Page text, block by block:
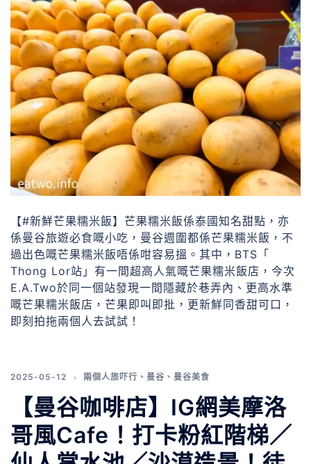
【#新鮮芒果糯米飯】芒果糯米飯係泰國知名甜點，亦
係曼谷旅遊必食嘅小吃，曼谷週圍都係芒果糯米飯，不
過出色嘅芒果糯米飯唔係咁容易搵。其中，BTS「
Thong Lor站」有一間超高人氣嘅芒果糯米飯店，今次
E.A.Two於同一個站發現一間隱藏於巷弄內、更高水準
嘅芒果糯米飯店，芒果即叫即批，更新鮮同香甜可口，
即刻拍拖兩個人去試試！
2025-05-12 兩個人旅吓行 、 曼谷 、 曼谷美食
【曼谷咖啡店】IG網美摩洛
哥風Cafe！打卡粉紅階梯／